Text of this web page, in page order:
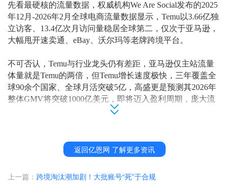
先看最硬核的流量数据，权威机构We Are Social发布的2025
年12月-2026年2月全球电商流量数据显示，Temu以3.66亿独
立访客、13.4亿次月访问量稳居全球第二，仅次于亚马逊，
大幅甩开速卖通、eBay、沃尔玛等老牌跨境平台。
不可否认， Temu与行业龙头仍有差距，亚马逊仅主站流量
体量就是Temu的两倍，但Temu增长速度极快，三年覆盖全
球90余个国家、全球月活突破5亿，高盛更是预测其2026年
整体GMV将突破1000亿美元，即将迈入盈利周期，庞大流
量池为品牌化落地提供充足消费土壤。
引流走向品质留存，Temu高速增长后，海外市场对本土贴
牌国货的品牌需求持续爆发，尤其是中端品质消费市场，跨
返回亿恩网 了解更多资讯
上一篇： 跨境淘汰潮加剧！大批账号“死”于合规